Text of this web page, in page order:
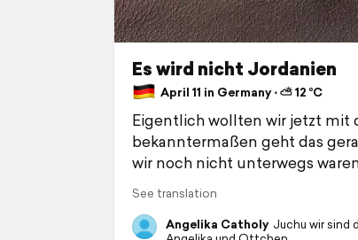
Es wird nicht Jordanien
April 11 in Germany ⋅ ⛅ 12 °C
Eigentlich wollten wir jetzt mit
bekanntermaßen geht das
wir noch nicht unterwegs
See translation
Angelika Catholy Juchu wir sind